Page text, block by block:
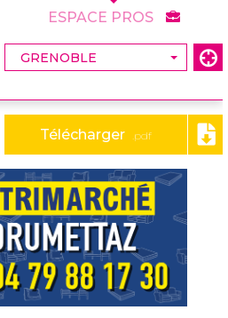
Télécharger .pdf
ESPACE PROS